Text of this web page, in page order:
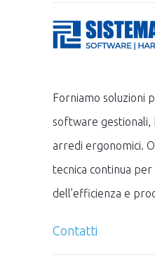
Forniamo soluzioni
software
arredi ergonomici.
tecnica continua
dell’efficienza e
Contatti